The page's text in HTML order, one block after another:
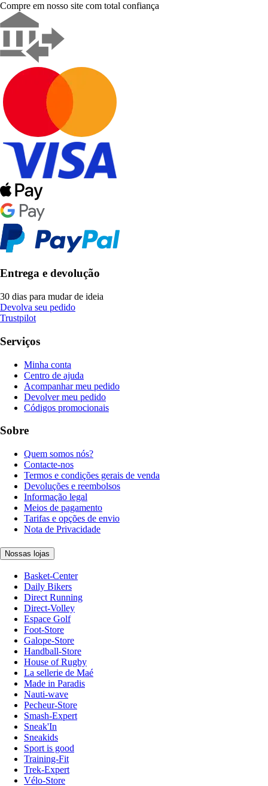
Compre em nosso site com total confiança
Entrega e devolução
30 dias para mudar de ideia
Devolva seu pedido
Trustpilot
Serviços
Minha conta
Centro de ajuda
Acompanhar meu pedido
Devolver meu pedido
Códigos promocionais
Sobre
Quem somos nós?
Contacte-nos
Termos e condições gerais de venda
Devoluções e reembolsos
Informação legal
Meios de pagamento
Tarifas e opções de envio
Nota de Privacidade
Nossas lojas
Basket-Center
Daily Bikers
Direct Running
Direct-Volley
Espace Golf
Foot-Store
Galope-Store
Handball-Store
House of Rugby
La sellerie de Maé
Made in Paradis
Nauti-wave
Pecheur-Store
Smash-Expert
Sneak'In
Sneakids
Sport is good
Training-Fit
Trek-Expert
Vélo-Store